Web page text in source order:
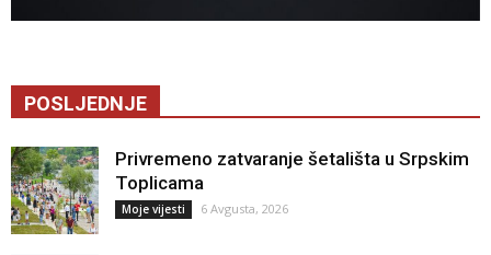
POSLJEDNJE
Privremeno zatvaranje šetališta u Srpskim
Toplicama
Moje vijesti 6 Avgusta, 2026